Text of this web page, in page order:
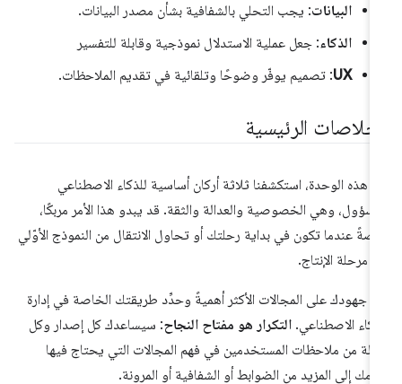
البيانات: يجب التحلي بالشفافية بشأن مصدر البيانات.
الذكاء: جعل عملية الاستدلال نموذجية وقابلة للتفسير
UX : تصميم يوفّر وضوحًا وتلقائية في تقديم الملاحظات.
الرئيسية
هذه الوحدة، استكشفنا ثلاثة أركان أساسية للذكاء الاصطناعي
وهي الخصوصية والعدالة والثقة. قد يبدو هذا الأمر مربكًا،
عندما تكون في بداية رحلتك أو تحاول الانتقال من النموذج الأوّلي
مرحلة الإنتاج.
جهودك على المجالات الأكثر أهميةً وحدِّد طريقتك الخاصة في إدارة
الاصطناعي.التكرار هو مفتاح النجاح: سيساعدك كل إصدار وكل
من ملاحظات المستخدمين في فهم المجالات التي يحتاج فيها
إلى المزيد من الضوابط أو الشفافية أو المرونة.